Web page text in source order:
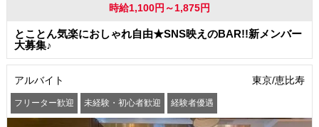
時給1,100円～1,875円
とことん気楽におしゃれ自由★SNS映えのBAR!!新メンバー
大募集♪
アルバイト 東京/恵比寿
フリーター歓迎 未経験・初心者歓迎 経験者優遇